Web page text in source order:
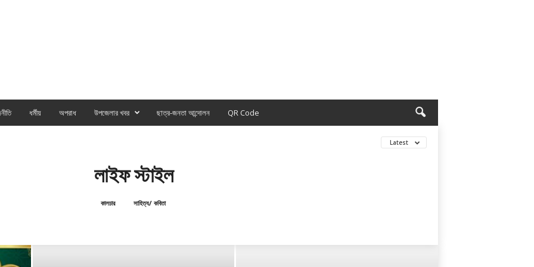
ধর্মীয় অপরাধ উপজেলার খবর ছাত্র-জনতা আন্দোলন QR Code
Latest
লাইফ স্টাইল
কালচার সাহিত্য/ কবিতা